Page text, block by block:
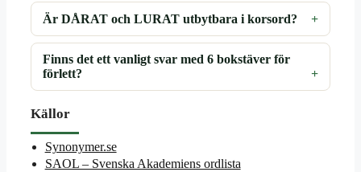
Är DÅRAT och LURAT utbytbara i korsord?
Finns det ett vanligt svar med 6 bokstäver för
förlett?
Källor
Synonymer.se
SAOL – Svenska Akademiens ordlista